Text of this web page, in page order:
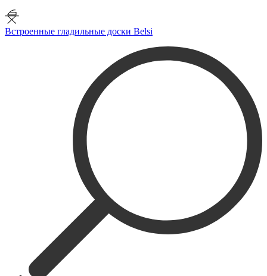
Встроенные гладильные доски Belsi